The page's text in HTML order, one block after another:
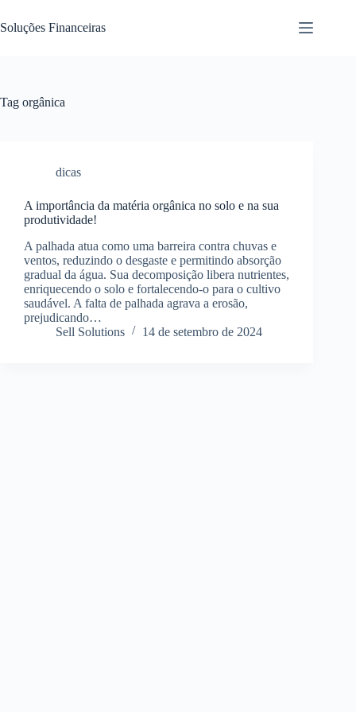
para
o
Soluções Financeiras
Tag orgânica
dicas
A importância da matéria orgânica no solo e na sua
produtividade!
A palhada atua como uma barreira contra chuvas e
ventos, reduzindo o desgaste e permitindo absorção
gradual da água. Sua decomposição libera nutrientes,
enriquecendo o solo e fortalecendo-o para o cultivo
saudável. A falta de palhada agrava a erosão,
prejudicando…
Sell Solutions
14 de setembro de 2024